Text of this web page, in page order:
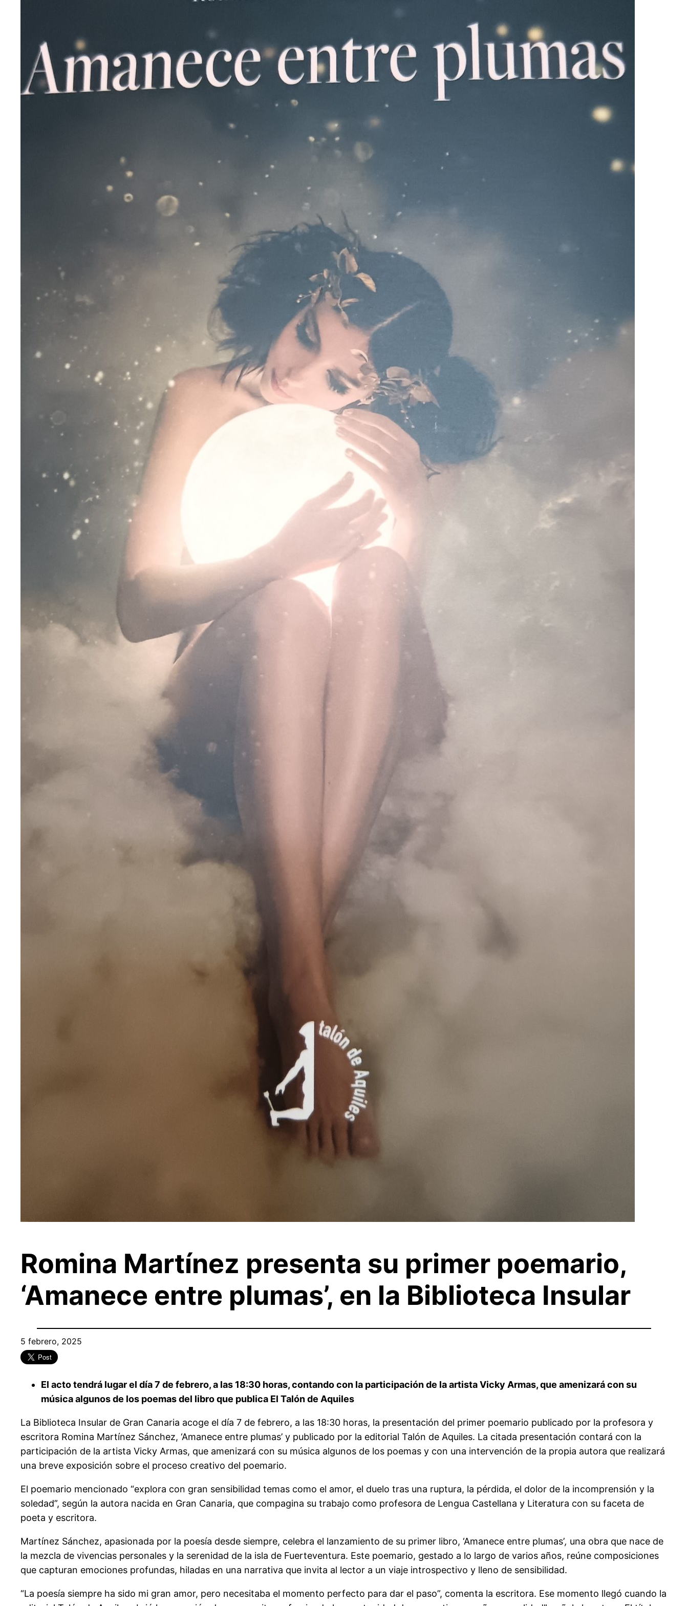
Romina Martínez presenta su primer poemario,
‘Amanece entre plumas’, en la Biblioteca Insular
5 febrero, 2025
El acto tendrá lugar el día 7 de febrero, a las 18:30 horas, contando con la participación de la artista Vicky Armas, que amenizará con su
música algunos de los poemas del libro que publica El Talón de Aquiles
La Biblioteca Insular de Gran Canaria acoge el día 7 de febrero, a las 18:30 horas, la presentación del primer poemario publicado por la profesora y
escritora Romina Martínez Sánchez, ‘Amanece entre plumas’ y publicado por la editorial Talón de Aquiles. La citada presentación contará con la
participación de la artista Vicky Armas, que amenizará con su música algunos de los poemas y con una intervención de la propia autora que realizará
una breve exposición sobre el proceso creativo del poemario.
El poemario mencionado “explora con gran sensibilidad temas como el amor, el duelo tras una ruptura, la pérdida, el dolor de la incomprensión y la
soledad”, según la autora nacida en Gran Canaria, que compagina su trabajo como profesora de Lengua Castellana y Literatura con su faceta de
poeta y escritora.
Martínez Sánchez, apasionada por la poesía desde siempre, celebra el lanzamiento de su primer libro, ‘Amanece entre plumas’, una obra que nace de
la mezcla de vivencias personales y la serenidad de la isla de Fuerteventura. Este poemario, gestado a lo largo de varios años, reúne composiciones
que capturan emociones profundas, hiladas en una narrativa que invita al lector a un viaje introspectivo y lleno de sensibilidad.
“La poesía siempre ha sido mi gran amor, pero necesitaba el momento perfecto para dar el paso”, comenta la escritora. Ese momento llegó cuando la